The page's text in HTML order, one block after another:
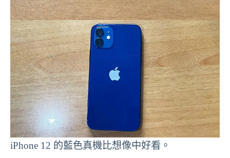
iPhone 12 的藍色真機比想像中好看。